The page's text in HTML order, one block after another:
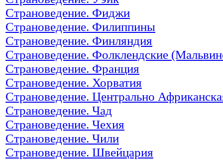
Страноведение. Фиджи
Страноведение. Филиппины
Страноведение. Финляндия
Страноведение. Фолклендские
Страноведение. Франция
Страноведение. Хорватия
Страноведение. Центрально
Страноведение. Чад
Страноведение. Чехия
Страноведение. Чили
Страноведение. Швейцария